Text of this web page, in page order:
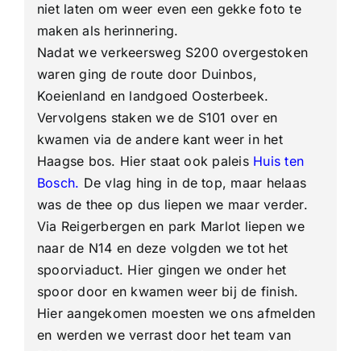
niet laten om weer even een gekke foto te
maken als herinnering.
Nadat we verkeersweg S200 overgestoken
waren ging de route door Duinbos,
Koeienland en landgoed Oosterbeek.
Vervolgens staken we de S101 over en
kwamen via de andere kant weer in het
Haagse bos. Hier staat ook paleis Huis ten
Bosch. De vlag hing in de top, maar helaas
was de thee op dus liepen we maar verder.
Via Reigerbergen en park Marlot liepen we
naar de N14 en deze volgden we tot het
spoorviaduct. Hier gingen we onder het
spoor door en kwamen weer bij de finish.
Hier aangekomen moesten we ons afmelden
en werden we verrast door het team van